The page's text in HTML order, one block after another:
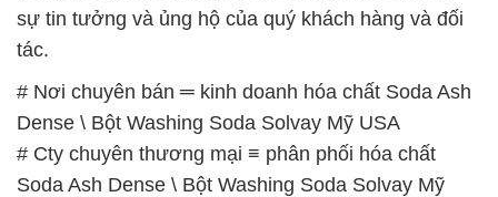
sự tin tưởng và ủng hộ của quý khách hàng và đối
tác.
# Nơi chuyên bán ═ kinh doanh hóa chất Soda Ash
Dense \ Bột Washing Soda Solvay Mỹ USA
# Cty chuyên thương mại ≡ phân phối hóa chất
Soda Ash Dense \ Bột Washing Soda Solvay Mỹ